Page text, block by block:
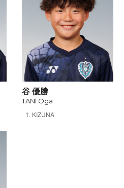
谷 優勝
TANI Oga
KIZUNA